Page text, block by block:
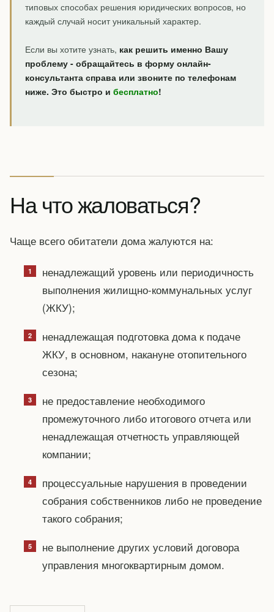
типовых способах решения юридических вопросов, но
каждый случай носит уникальный характер.
Если вы хотите узнать, как решить именно Вашу
проблему - обращайтесь в форму онлайн-
консультанта справа или звоните по телефонам
ниже. Это быстро и бесплатно!
На что жаловаться?
Чаще всего обитатели дома жалуются на:
ненадлежащий уровень или периодичность
выполнения жилищно-коммунальных услуг
(ЖКУ);
ненадлежащая подготовка дома к подаче
ЖКУ, в основном, накануне отопительного
сезона;
не предоставление необходимого
промежуточного либо итогового отчета или
ненадлежащая отчетность управляющей
компании;
процессуальные нарушения в проведении
собрания собственников либо не проведение
такого собрания;
не выполнение других условий договора
управления многоквартирным домом.